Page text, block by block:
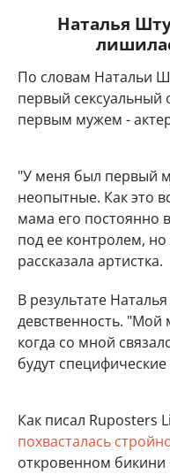
Наталья
По словам Натальи
первый сексуальный
первым мужем -
"У меня был первый
неопытные. Как это
мама его постоянно
под ее контролем,
рассказала артистка.
В результате
девственность. "Мой
когда со мной
будут
Как писал Ruposters
похвасталась
откровенном бикини